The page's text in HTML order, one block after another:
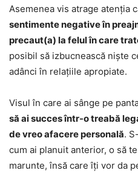
Asemenea vis atrage atenția
sentimente negative în
precaut(a) la felul în care
posibil să izbucnească niște
adânci în relațiile apropiate.
Visul în care ai sânge pe
să ai succes într-o treabă
de vreo afacere personală.
cum ai planuit anterior, o să
marunte, însă care îți vor da